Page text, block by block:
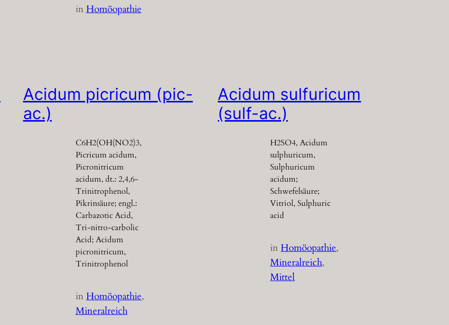
inHomöopathie
Acidum picricum (pic-
ac.)
C6H2(OH(NO2)3,
Picricum acidum,
Picronitricum
acidum, dt.: 2,4,6-
Trinitrophenol,
Pikrinsäure; engl.:
Carbazotic Acid,
Tri-nitro-carbolic
Acid; Acidum
picronitricum,
Trinitrophenol
inHomöopathie
Mineralreich
Acidum sulfuricum
(sulf-ac.)
H2SO4, Acidum
sulphuricum,
Sulphuricum
acidum;
Schwefelsäure;
Vitriol, Sulphuric
acid
inHomöopathie
Mineralreich
Mittel